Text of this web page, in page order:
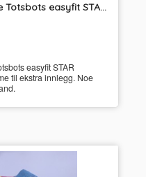
BLEIEPAKKE 4pk aio one size Totsbots easyfit STAR tøybleie
easyfit STAR
til ekstra innlegg. Noe